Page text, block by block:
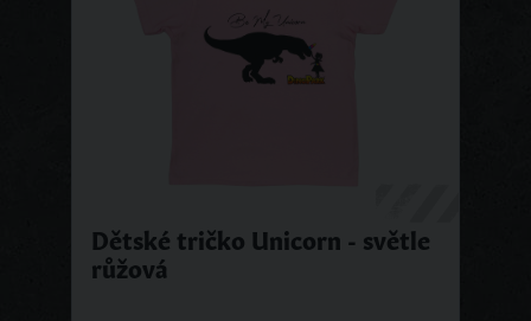
Dětské tričko Unicorn - světle
růžová